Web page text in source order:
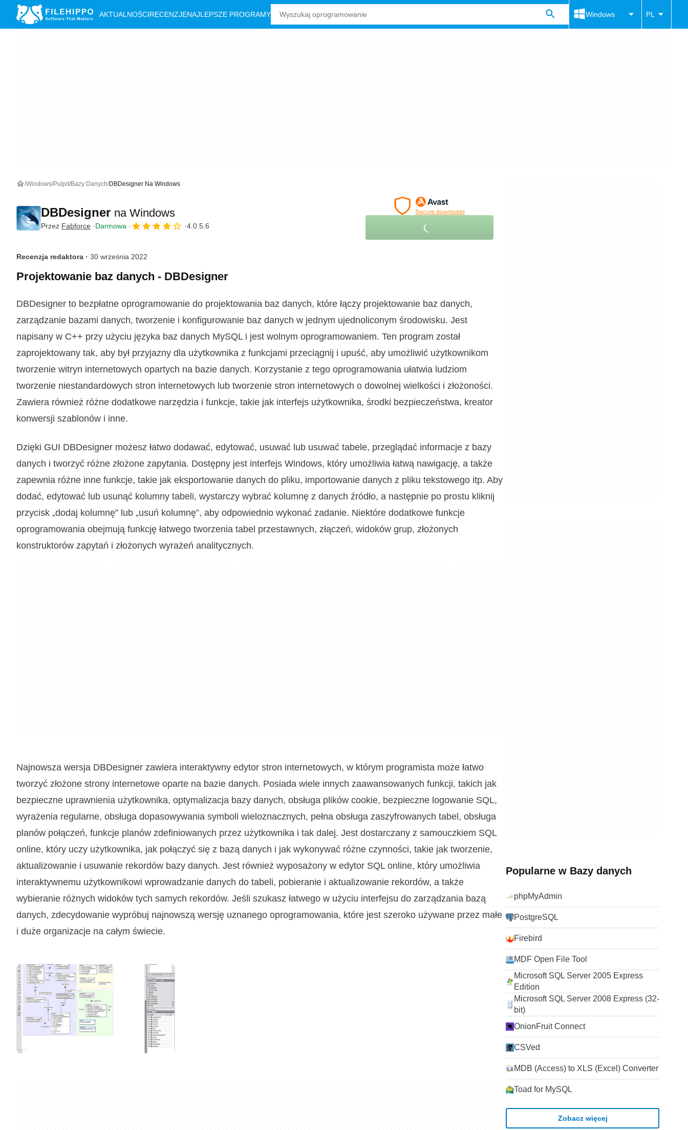
AKTUALNOŚCIRECENZJENAJLEPSZE PROGRAMY Windows PL
Windows Pulpit Bazy Danych DBDesigner Na Windows
DBDesigner na Windows
Przez Fabforce Darmowa 4.0.5.6
Recenzja redaktora · 30 września 2022
Projektowanie baz danych - DBDesigner
DBDesigner to bezpłatne oprogramowanie do projektowania baz danych, które łączy projektowanie baz danych,
zarządzanie bazami danych, tworzenie i konfigurowanie baz danych w jednym ujednoliconym środowisku. Jest
napisany w C++ przy użyciu języka baz danych MySQL i jest wolnym oprogramowaniem. Ten program został
zaprojektowany tak, aby był przyjazny dla użytkownika z funkcjami przeciągnij i upuść, aby umożliwić użytkownikom
tworzenie witryn internetowych opartych na bazie danych. Korzystanie z tego oprogramowania ułatwia ludziom
tworzenie niestandardowych stron internetowych lub tworzenie stron internetowych o dowolnej wielkości i złożoności.
Zawiera również różne dodatkowe narzędzia i funkcje, takie jak interfejs użytkownika, środki bezpieczeństwa, kreator
konwersji szablonów i inne.
Dzięki GUI DBDesigner możesz łatwo dodawać, edytować, usuwać lub usuwać tabele, przeglądać informacje z bazy
danych i tworzyć różne złożone zapytania. Dostępny jest interfejs Windows, który umożliwia łatwą nawigację, a także
zapewnia różne inne funkcje, takie jak eksportowanie danych do pliku, importowanie danych z pliku tekstowego itp. Aby
dodać, edytować lub usunąć kolumny tabeli, wystarczy wybrać kolumnę z danych źródło, a następnie po prostu kliknij
przycisk „dodaj kolumnę” lub „usuń kolumnę”, aby odpowiednio wykonać zadanie. Niektóre dodatkowe funkcje
oprogramowania obejmują funkcję łatwego tworzenia tabel przestawnych, złączeń, widoków grup, złożonych
konstruktorów zapytań i złożonych wyrażeń analitycznych.
Najnowsza wersja DBDesigner zawiera interaktywny edytor stron internetowych, w którym programista może łatwo
tworzyć złożone strony internetowe oparte na bazie danych. Posiada wiele innych zaawansowanych funkcji, takich jak
bezpieczne uprawnienia użytkownika, optymalizacja bazy danych, obsługa plików cookie, bezpieczne logowanie SQL,
wyrażenia regularne, obsługa dopasowywania symboli wieloznacznych, pełna obsługa zaszyfrowanych tabel, obsługa
planów połączeń, funkcje planów zdefiniowanych przez użytkownika i tak dalej. Jest dostarczany z samouczkiem SQL
online, który uczy użytkownika, jak połączyć się z bazą danych i jak wykonywać różne czynności, takie jak tworzenie,
aktualizowanie i usuwanie rekordów bazy danych. Jest również wyposażony w edytor SQL online, który umożliwia
interaktywnemu użytkownikowi wprowadzanie danych do tabeli, pobieranie i aktualizowanie rekordów, a także
wybieranie różnych widoków tych samych rekordów. Jeśli szukasz łatwego w użyciu interfejsu do zarządzania bazą
danych, zdecydowanie wypróbuj najnowszą wersję uznanego oprogramowania, które jest szeroko używane przez małe
i duże organizacje na całym świecie.
Popularne w Bazy danych
phpMyAdmin
PostgreSQL
Firebird
MDF Open File Tool
Microsoft SQL Server 2005 Express
Edition
Microsoft SQL Server 2008 Express (32-
bit)
OnionFruit Connect
CSVed
MDB (Access) to XLS (Excel) Converter
Toad for MySQL
Zobacz więcej